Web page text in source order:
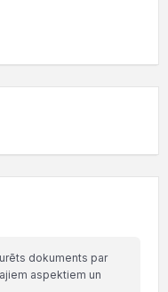
dokuments par
aspektiem un